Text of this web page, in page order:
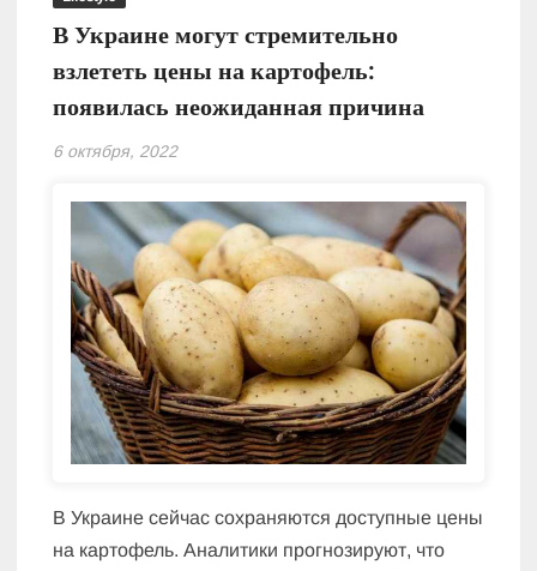
В Украине могут стремительно
взлететь цены на картофель:
появилась неожиданная причина
6 октября, 2022
В Украине сейчас сохраняются доступные цены
на картофель. Аналитики прогнозируют, что